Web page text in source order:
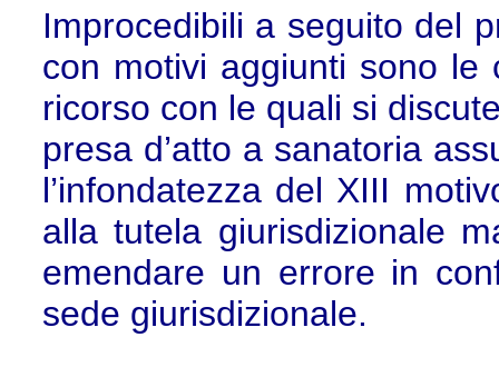
Improcedibili a seguito del
con motivi aggiunti sono
ricorso con le quali si
presa d’atto a sanatoria
l’infondatezza del XIII
alla tutela giurisdizionale
emendare un errore in
sede giurisdizionale.